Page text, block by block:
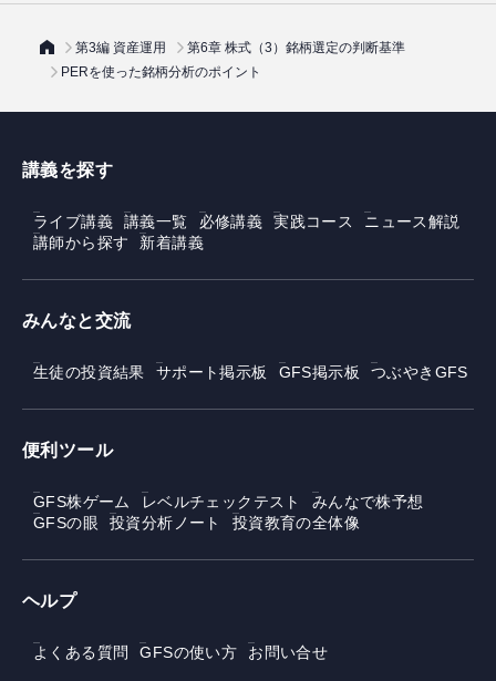
第3編 資産運用
第6章 株式（3）銘柄選定の判断基準
PERを使った銘柄分析のポイント
講義を探す
ライブ講義 講義一覧 必修講義 実践コース
ニュース解説
講師から探す
新着講義
みんなと交流
生徒の投資結果 サポート掲示板 GFS掲示板 つぶやきGFS
便利ツール
GFS株ゲーム レベルチェックテスト
みんなで株予想
GFSの眼
投資分析ノート 投資教育の全体像
ヘルプ
よくある質問 GFSの使い方 お問い合せ